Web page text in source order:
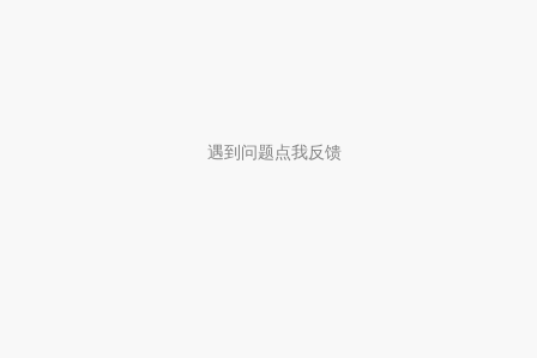
遇到问题点我反馈